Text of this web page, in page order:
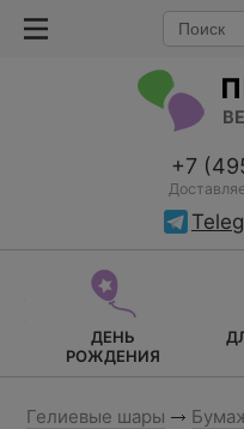
+7
ДЕНЬ
РОЖДЕНИЯ
Гелиевые шары